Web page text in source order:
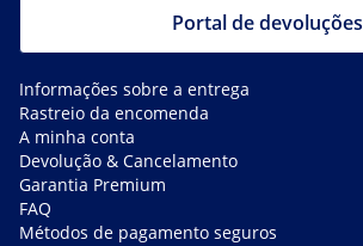
Portal de devoluções
Informações sobre a entrega
Rastreio da encomenda
A minha conta
Devolução & Cancelamento
Garantia Premium
FAQ
Métodos de pagamento seguros